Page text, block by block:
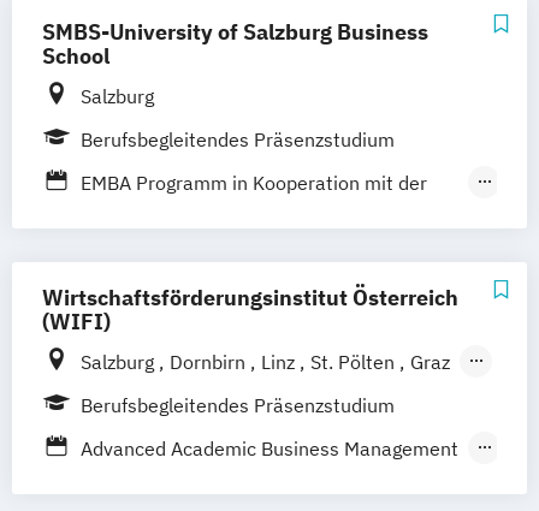
Wirtschaftspsychologie
SMBS-University of Salzburg Business
School
Salzburg
Berufsbegleitendes Präsenzstudium
EMBA Programm in Kooperation mit der
Administration (EMBA)
Mini-MBA
Pathway to Ph.D. Program
Psychosoziale Beratung
Wirtschaftsförderungsinstitut Österreich
(WIFI)
Salzburg Dornbirn Linz St. Pölten
Graz
Wien Berlin Krems Klagenfurt
Berufsbegleitendes Präsenzstudium
Advanced Academic Business Management